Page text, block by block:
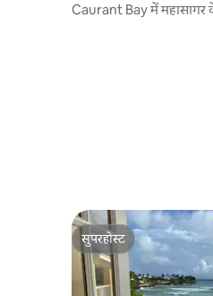
Caurant Bay में महासागर
सुपरहोस्ट
सुपरहोस्ट